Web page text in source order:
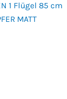
1 Flügel 85 cm
MATT